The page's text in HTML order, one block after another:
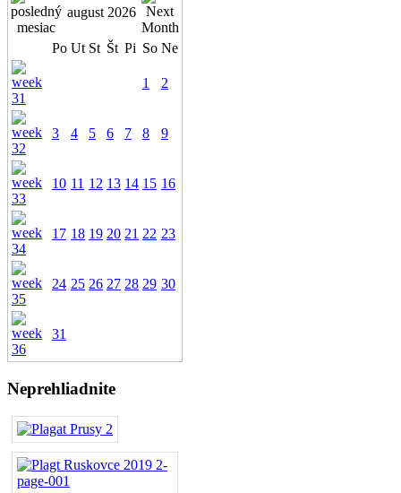
august 2026
Po Ut St Št Pi So Ne
1 2
3 4 5 6 7 8 9
10 11 12 13 14 15 16
17 18 19 20 21 22 23
24 25 26 27 28 29 30
31
Neprehliadnite